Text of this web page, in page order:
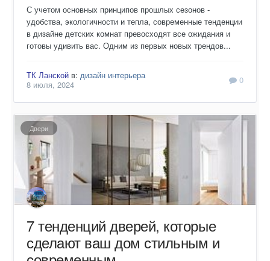
С учетом основных принципов прошлых сезонов -
удобства, экологичности и тепла, современные тенденции
в дизайне детских комнат превосходят все ожидания и
готовы удивить вас. Одним из первых новых трендов...
ТК Ланской в: дизайн интерьера
8 июля, 2024
0
Двери
7 тенденций дверей, которые
сделают ваш дом стильным и